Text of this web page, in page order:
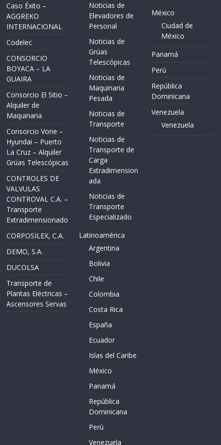
Caso Éxito –
AGGREKO
INTERNACIONAL
Codelec
CONSORCIO
BOYACA – LA
GUAIRA
Consorcio El Sitio –
Alquiler de
Maquinaria
Consorcio Vone –
Hyundai – Puerto
La Cruz – Alquiler
Grúas Telescópicas
CONTROLES DE
VALVULAS
CONTROVAL C.A. –
Transporte
Extradimensionado
CORPOSILEX, C.A.
DEMO, S.A.
DUCOLSA
Transporte de
Plantas Eléctricas –
Ascensores Servas
Noticias de
Elevadores de
Personal
Noticias de
Grúas
Telescópicas
Noticias de
Maquinaria
Pesada
Noticias de
Transporte
Noticias de
Transporte de
Carga
Extradimension
ada
Noticias de
Transporte
Especializado
Latinoamérica
Argentina
Bolivia
Chile
Colombia
Costa Rica
España
Ecuador
Islas del Caribe
México
Panamá
República
Dominicana
Perú
Venezuela
México
Ciudad de
México
Panamá
Perú
República
Dominicana
Venezuela
Venezuela